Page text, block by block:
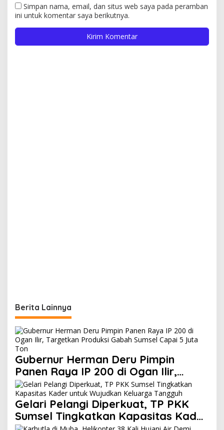
Simpan nama, email, dan situs web saya pada peramban
ini untuk komentar saya berikutnya.
Berita Lainnya
Gubernur Herman Deru Pimpin
Panen Raya IP 200 di Ogan Ilir,
Targetkan Produksi Gabah Sumsel
Capai 5 Juta Ton
Gelari Pelangi Diperkuat, TP PKK
Sumsel Tingkatkan Kapasitas Kader